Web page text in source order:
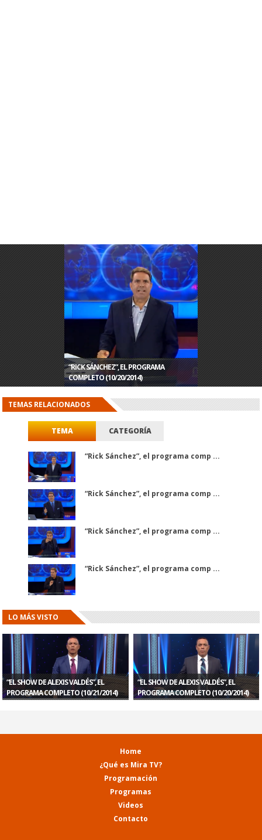
“RICK SÁNCHEZ”, EL PROGRAMA
COMPLETO (10/20/2014)
“RICK SÁNCHEZ”, EL PROGRAMA
COMPLETO (10/15/2014)
“RICK SÁNCHEZ”, EL PROGRAMA
COMPLETO (10/14/2014)
“RICK SÁNCHEZ”, EL PROGRAMA
COMPLETO (10/13/2014)
TEMAS RELACIONADOS
TEMA CATEGORÍA
“Rick Sánchez”, el programa comp ...
“Rick Sánchez”, el programa comp ...
“Rick Sánchez”, el programa comp ...
“Rick Sánchez”, el programa comp ...
LO MÁS VISTO
“EL SHOW DE ALEXIS VALDÉS”, EL
PROGRAMA COMPLETO (10/21/2014)
“EL SHOW DE ALEXIS VALDÉS”, EL
PROGRAMA COMPLETO (10/20/2014)
Home
¿Qué es Mira TV?
Programación
Programas
Videos
Contacto